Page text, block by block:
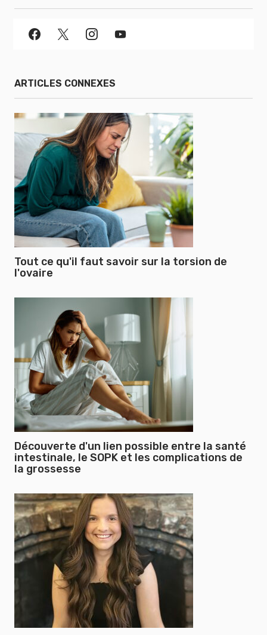
ARTICLES CONNEXES
Tout ce qu'il faut savoir sur la torsion de
l'ovaire
Découverte d'un lien possible entre la santé
intestinale, le SOPK et les complications de
la grossesse